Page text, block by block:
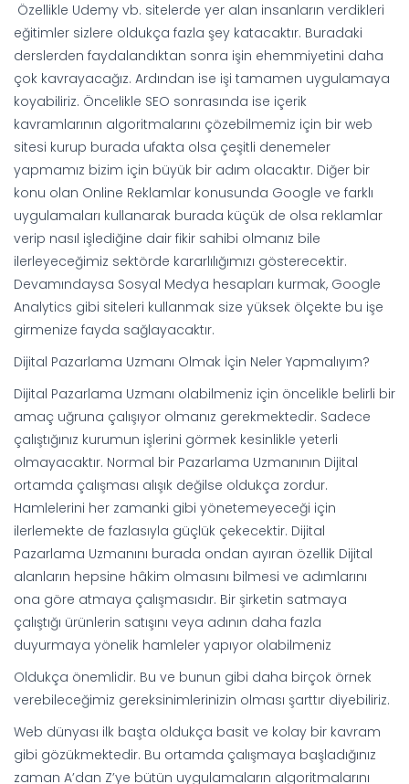
Özellikle Udemy vb. sitelerde yer alan insanların verdikleri
eğitimler sizlere oldukça fazla şey katacaktır. Buradaki
derslerden faydalandıktan sonra işin ehemmiyetini daha
çok kavrayacağız. Ardından ise işi tamamen uygulamaya
koyabiliriz. Öncelikle SEO sonrasında ise içerik
kavramlarının algoritmalarını çözebilmemiz için bir web
sitesi kurup burada ufakta olsa çeşitli denemeler
yapmamız bizim için büyük bir adım olacaktır. Diğer bir
konu olan Online Reklamlar konusunda Google ve farklı
uygulamaları kullanarak burada küçük de olsa reklamlar
verip nasıl işlediğine dair fikir sahibi olmanız bile
ilerleyeceğimiz sektörde kararlılığımızı gösterecektir.
Devamındaysa Sosyal Medya hesapları kurmak, Google
Analytics gibi siteleri kullanmak size yüksek ölçekte bu işe
girmenize fayda sağlayacaktır.
Dijital Pazarlama Uzmanı Olmak İçin Neler Yapmalıyım?
Dijital Pazarlama Uzmanı olabilmeniz için öncelikle belirli bir
amaç uğruna çalışıyor olmanız gerekmektedir. Sadece
çalıştığınız kurumun işlerini görmek kesinlikle yeterli
olmayacaktır. Normal bir Pazarlama Uzmanının Dijital
ortamda çalışması alışık değilse oldukça zordur.
Hamlelerini her zamanki gibi yönetemeyeceği için
ilerlemekte de fazlasıyla güçlük çekecektir. Dijital
Pazarlama Uzmanını burada ondan ayıran özellik Dijital
alanların hepsine hâkim olmasını bilmesi ve adımlarını
ona göre atmaya çalışmasıdır. Bir şirketin satmaya
çalıştığı ürünlerin satışını veya adının daha fazla
duyurmaya yönelik hamleler yapıyor olabilmeniz
Oldukça önemlidir. Bu ve bunun gibi daha birçok örnek
verebileceğimiz gereksinimlerinizin olması şarttır diyebiliriz.
Web dünyası ilk başta oldukça basit ve kolay bir kavram
gibi gözükmektedir. Bu ortamda çalışmaya başladığınız
zaman A’dan Z’ye bütün uygulamaların algoritmalarını